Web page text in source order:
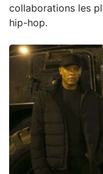
collaborations les
hip-hop.